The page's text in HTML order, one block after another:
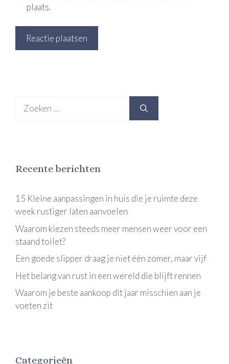
plaats.
naar:
Recente berichten
15 Kleine aanpassingen in huis die je ruimte deze
week rustiger laten aanvoelen
Waarom kiezen steeds meer mensen weer voor een
staand toilet?
Een goede slipper draag je niet één zomer, maar vijf
Het belang van rust in een wereld die blijft rennen
Waarom je beste aankoop dit jaar misschien aan je
voeten zit
Categorieën